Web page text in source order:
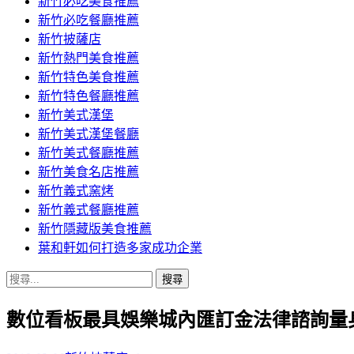
新竹必吃餐廳推薦
新竹披薩店
新竹熱門美食推薦
新竹特色美食推薦
新竹特色餐廳推薦
新竹美式漢堡
新竹美式漢堡餐廳
新竹美式餐廳推薦
新竹美食名店推薦
新竹義式窯烤
新竹義式餐廳推薦
新竹隱藏版美食推薦
葉和軒如何打造多家成功企業
搜
關
數位看板最具娛樂城內匯訂金法律諮詢量